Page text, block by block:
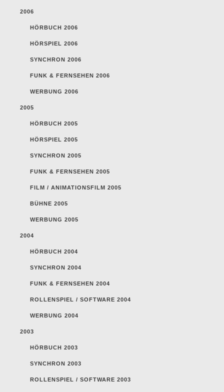
2006
HÖRBUCH 2006
HÖRSPIEL 2006
SYNCHRON 2006
FUNK & FERNSEHEN 2006
WERBUNG 2006
2005
HÖRBUCH 2005
HÖRSPIEL 2005
SYNCHRON 2005
FUNK & FERNSEHEN 2005
FILM / ANIMATIONSFILM 2005
BÜHNE 2005
WERBUNG 2005
2004
HÖRBUCH 2004
SYNCHRON 2004
FUNK & FERNSEHEN 2004
ROLLENSPIEL / SOFTWARE 2004
WERBUNG 2004
2003
HÖRBUCH 2003
SYNCHRON 2003
ROLLENSPIEL / SOFTWARE 2003